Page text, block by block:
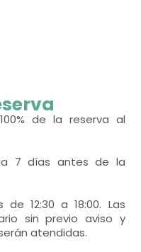
cm.)
baño. Incluye:
de la reserva al
7 días antes de la
12:30 a 18:00. Las
sin previo aviso y
atendidas.